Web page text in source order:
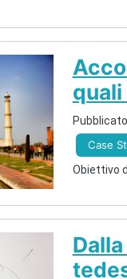
Case
Obiettivo